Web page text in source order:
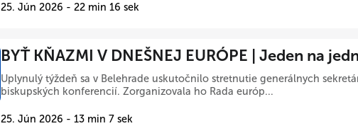
25. Jún 2026 - 22 min 16 sek
BYŤ KŇAZMI V DNEŠNEJ EURÓPE | Jeden na
Uplynulý týždeň sa v Belehrade uskutočnilo stretnutie generálnych
biskupských konferencií. Zorganizovala ho Rada európ...
25. Jún 2026 - 13 min 7 sek